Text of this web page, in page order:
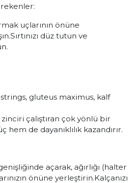
uçlarının önüne
Sırtınızı düz tutun ve
gluteus maximus, kalf
çalıştıran çok yönlü bir
de dayanıklılık kazandırır.
açarak, ağırlığı (halter
önüne yerleştirin.Kalçanızı